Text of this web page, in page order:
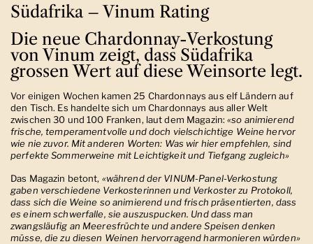
Südafrika – Vinum Rating
Die neue Chardonnay-Verkostung
von Vinum zeigt, dass Südafrika
grossen Wert auf diese Weinsorte legt.
Vor einigen Wochen kamen 25 Chardonnays aus elf Ländern auf
den Tisch. Es handelte sich um Chardonnays aus aller Welt
zwischen 30 und 100 Franken, laut dem Magazin:«so animierend
frische, temperamentvolle und doch vielschichtige Weine hervor
wie nie zuvor. Mit anderen Worten: Was wir hier empfehlen, sind
perfekte Sommerweine mit Leichtigkeit und Tiefgang zugleich»
Das Magazin betont, «während der VINUM-Panel-Verkostung
gaben verschiedene Verkosterinnen und Verkoster zu Protokoll,
dass sich die Weine so animierend und frisch präsentierten, dass
es einem schwerfalle, sie auszuspucken. Und dass man
zwangsläufig an Meeresfrüchte und andere Speisen denken
müsse, die zu diesen Weinen hervorragend harmonieren würden»